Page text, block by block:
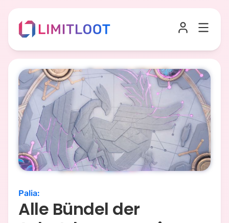
Palia:
Alle Bündel der